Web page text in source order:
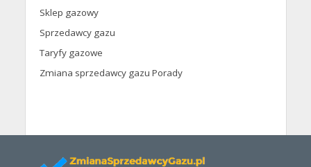
Sklep gazowy
Sprzedawcy gazu
Taryfy gazowe
Zmiana sprzedawcy gazu Porady